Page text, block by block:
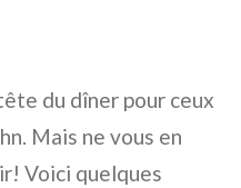
du dîner pour ceux
Mais ne vous en
Voici quelques